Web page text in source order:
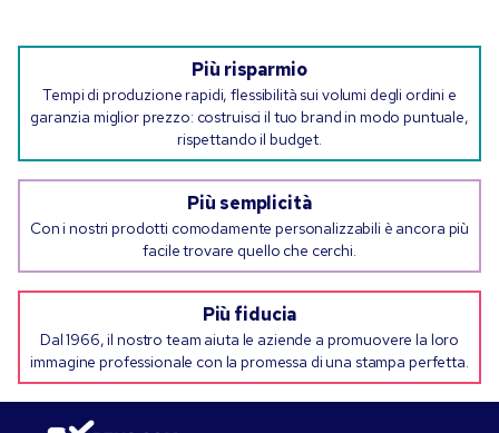
Più risparmio
Tempi di produzione rapidi, flessibilità sui volumi degli ordini e
garanzia miglior prezzo: costruisci il tuo brand in modo puntuale,
rispettando il budget.
Più semplicità
Con i nostri prodotti comodamente personalizzabili è ancora più
facile trovare quello che cerchi.
Più fiducia
Dal 1966, il nostro team aiuta le aziende a promuovere la loro
immagine professionale con la promessa di una stampa perfetta.